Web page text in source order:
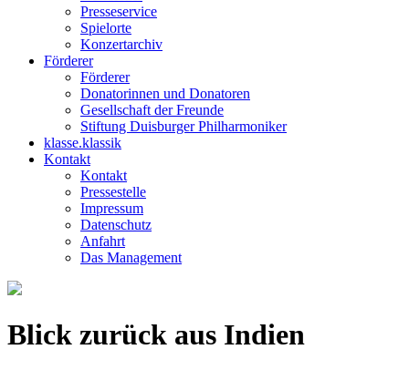
Presseservice
Spielorte
Konzertarchiv
Förderer
Förderer
Donatorinnen und Donatoren
Gesellschaft der Freunde
Stiftung Duisburger Philharmoniker
klasse.klassik
Kontakt
Kontakt
Pressestelle
Impressum
Datenschutz
Anfahrt
Das Management
Blick zurück aus Indien